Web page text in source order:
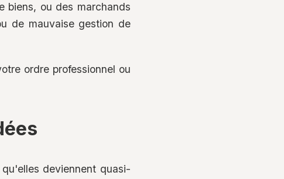
biens, ou des marchands
de mauvaise gestion de
ordre professionnel ou
deviennent quasi-